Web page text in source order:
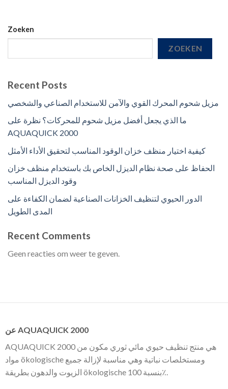
Zoeken
ZOEKEN
Recent Posts
مزيل شحوم المحرك القوي والآمن للاستخدام الصناعي والشخصي
ما الذي يجعل أفضل مزيل شحوم للمحركات؟ نظرة على
AQUAQUICK 2000
كيفية اختيار منظف خزان الوقود المناسب لتحقيق الأداء الأمثل
الحفاظ على صحة نظام الديزل الخاص بك باستخدام منظف خزان
وقود الديزل المناسب
الدور الحيوي لتنظيف الخزانات الصناعية لضمان الكفاءة على
المدى الطويل
Recent Comments
Geen reacties om weer te geven.
عن AQUAQUICK 2000
AQUAQUICK 2000 هي منتج تنظيف حيوي مائي ثوري مكون من
مواد ökologische ومستخلصات نباتية وهي مناسبة لإزالة جميع
الزيوت والدهون بطريقة ökologische بنسبة 100٪.